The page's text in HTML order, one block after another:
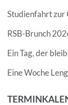
Studienfahrt zur
RSB-Brunch
Ein Tag, der
Eine Woche